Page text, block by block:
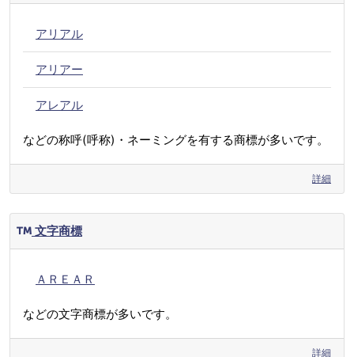
アリアル
アリアー
アレアル
などの称呼(呼称)・ネーミングを有する商標が多いです。
詳細
文字商標
ＡＲＥＡＲ
などの文字商標が多いです。
詳細